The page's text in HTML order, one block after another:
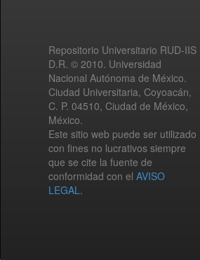
Repositorio Universitario RUD-IIS
D.R. © 2010. Universidad
Nacional Autónoma de México.
Ciudad Universitaria, Coyoacán,
C. P. 04510, Ciudad de México,
México.
Este sitio web puede ser utilizado
con fines no lucrativos siempre
que se cite la fuente de
conformidad con el AVISO
LEGAL.